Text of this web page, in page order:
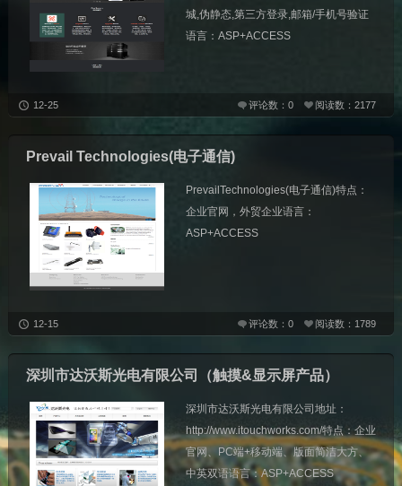
城,伪静态,第三方登录,邮箱/手机号验证
语言：ASP+ACCESS
阅读数：2177
评论数：0
12-25
Prevail Technologies(电子通信)
PrevailTechnologies(电子通信)特点：
企业官网，外贸企业语言：
ASP+ACCESS
阅读数：1789
评论数：0
12-15
深圳市达沃斯光电有限公司（触摸&显示屏产品）
深圳市达沃斯光电有限公司地址：
http://www.itouchworks.com/特点：企业
官网、PC端+移动端、版面简洁大方、
中英双语语言：ASP+ACCESS